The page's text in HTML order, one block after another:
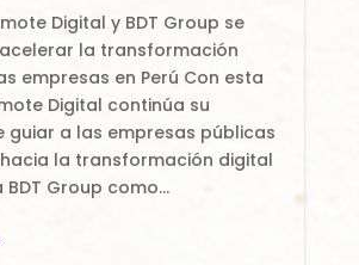
Digital y BDT Group se
la transformación
empresas en Perú Con esta
Digital continúa su
guiar a las empresas públicas
la transformación digital
Group como...